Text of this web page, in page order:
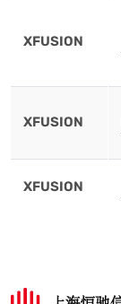
XFUSION
XFUSION
XFUSION